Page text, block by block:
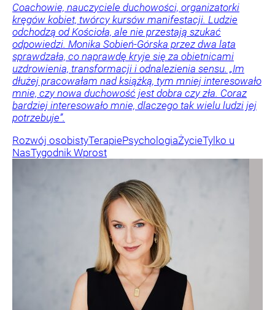
Coachowie, nauczyciele duchowości, organizatorki
kręgów kobiet, twórcy kursów manifestacji. Ludzie
odchodzą od Kościoła, ale nie przestają szukać
odpowiedzi. Monika Sobień-Górska przez dwa lata
sprawdzała, co naprawdę kryje się za obietnicami
uzdrowienia, transformacji i odnalezienia sensu. „Im
dłużej pracowałam nad książką, tym mniej interesowało
mnie, czy nowa duchowość jest dobra czy zła. Coraz
bardziej interesowało mnie, dlaczego tak wielu ludzi jej
potrzebuje”.
Rozwój osobistyTerapiePsychologiaŻycieTylko u
NasTygodnik Wprost